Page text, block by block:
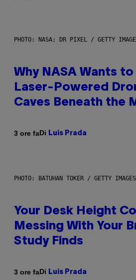
PHOTO: NASA; DR PIXEL / GETTY
Why NASA Wants to
Laser-Powered
Caves Beneath the
3 ore faDi Luis Prada
PHOTO: BATUHAN TOKER / GETTY IMAGES
Your Desk Height
Messing With Your
Study Finds
3 ore faDi Luis Prada